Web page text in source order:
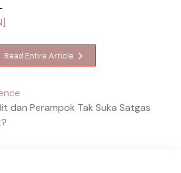
Read Entire Article
dan Perampok Tak Suka Satgas